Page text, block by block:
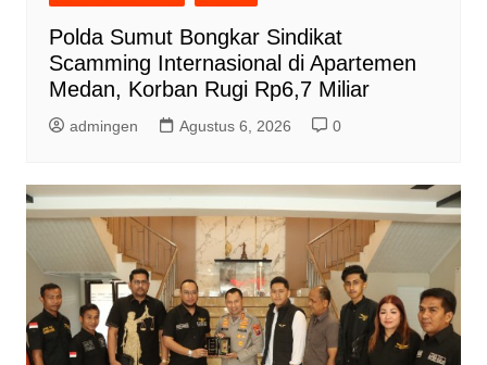
Polda Sumut Bongkar Sindikat
Scamming Internasional di Apartemen
Medan, Korban Rugi Rp6,7 Miliar
admingen Agustus 6, 2026 0